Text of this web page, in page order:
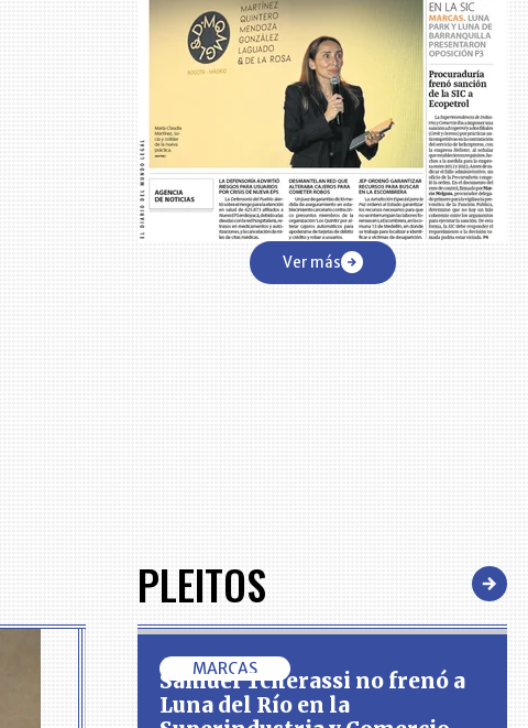
Ver más
PLEITOS
MARCAS
Samuel Tcherassi no frenó a
Luna del Río en la